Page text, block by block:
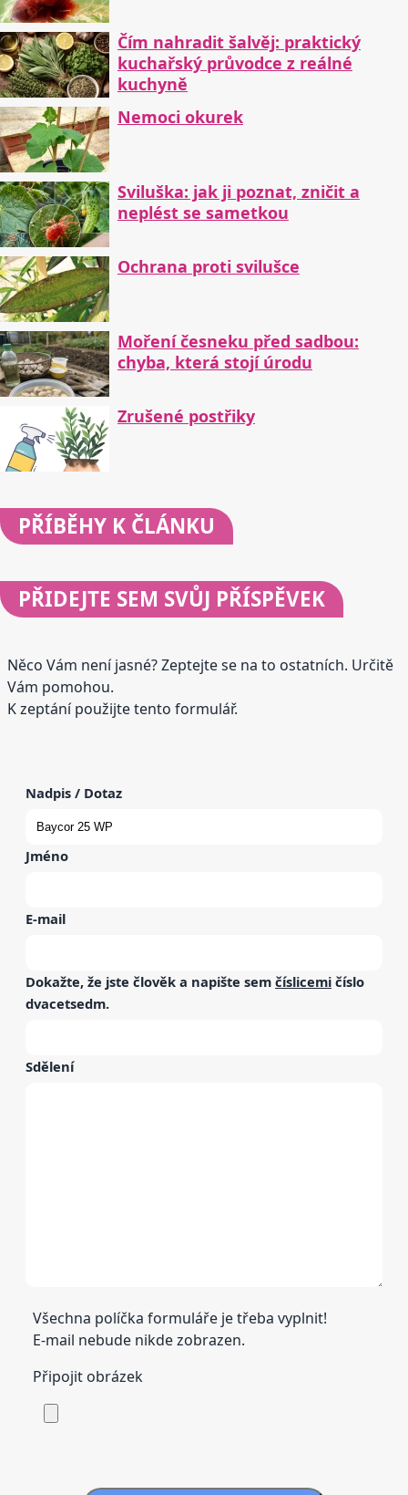
Čím nahradit šalvěj: praktický
kuchařský průvodce z reálné
kuchyně
Nemoci okurek
Sviluška: jak ji poznat, zničit a
neplést se sametkou
Ochrana proti svilušce
Moření česneku před sadbou:
chyba, která stojí úrodu
Zrušené postřiky
PŘÍBĚHY K ČLÁNKU
PŘIDEJTE SEM SVŮJ PŘÍSPĚVEK
Něco Vám není jasné? Zeptejte se na to ostatních. Určitě
Vám pomohou.
K zeptání použijte tento formulář.
Nadpis / Dotaz
Jméno
E-mail
Dokažte, že jste člověk a napište sem číslicemi číslo
dvacetsedm.
Sdělení
Všechna políčka formuláře je třeba vyplnit!
E-mail nebude nikde zobrazen.
Připojit obrázek